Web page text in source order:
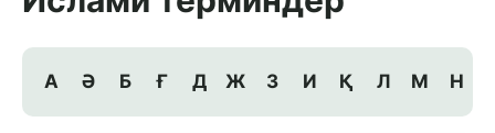
А Ә Б Ғ Д Ж З И Қ Л М Н